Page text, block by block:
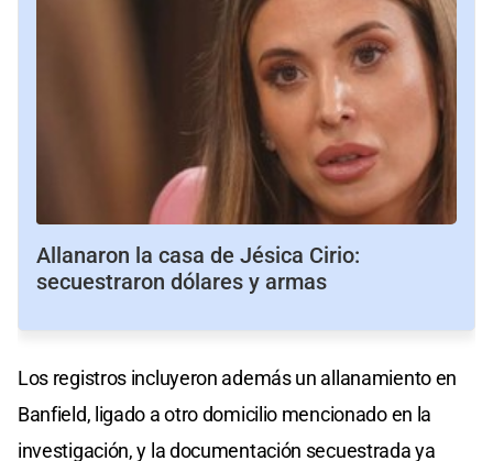
Allanaron la casa de Jésica Cirio:
secuestraron dólares y armas
Los registros incluyeron además un allanamiento en
Banfield, ligado a otro domicilio mencionado en la
investigación, y la documentación secuestrada ya